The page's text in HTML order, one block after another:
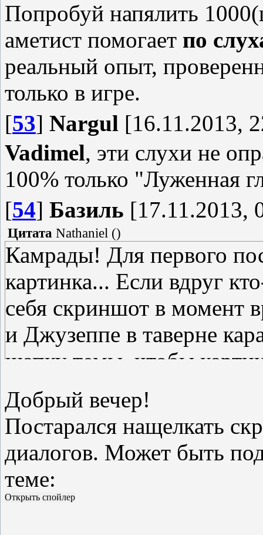
Попробуй напялить
аметист помогает по
реальный опыт,
только в игре.
[53] Nargul [16.11.2013,
Vadimel, эти слухи не
100% только "Луженная
[54] Базиль [17.11.2013,
Цитата Nathaniel ()
Камрады! Для первого
картинка... Если вдруг
себя скриншот в момент
и Джузеппе в таверне
шапку темы, чтобы
Добрый вечер!
Постарался нащелкать
диалогов. Может быть
теме: